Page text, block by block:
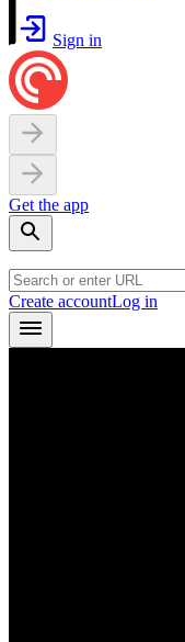
Sign in
Get the app
Create accountLog in